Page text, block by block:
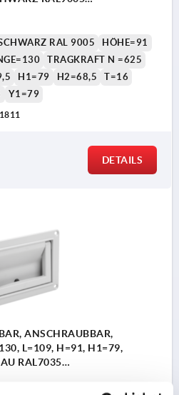
RAL 9005
HÖHE=91
TRAGKRAFT N =625
H1=79 H2=68,5
T=16
Y1=79
DETAILS
ANSCHRAUBBAR,
L=109, H=91, H1=79,
RAL7035